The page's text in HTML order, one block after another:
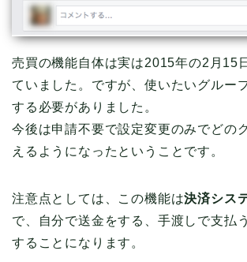
売買の機能自体は実は2015年の2月15
ていました。ですが、使いたいグルー
する必要がありました。
今後は申請不要で設定変更のみでどの
えるようになったということです。
注意点としては、この機能は決済シス
で、自分で送金をする、手渡しで支払
することになります。